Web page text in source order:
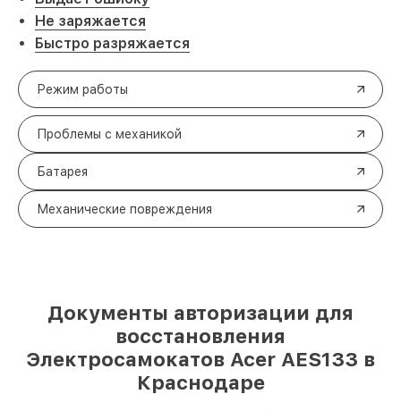
Не заряжается
Быстро разряжается
Режим работы
Проблемы с механикой
Батарея
Механические повреждения
Документы авторизации для
восстановления
Электросамокатов Acer AES133 в
Краснодаре